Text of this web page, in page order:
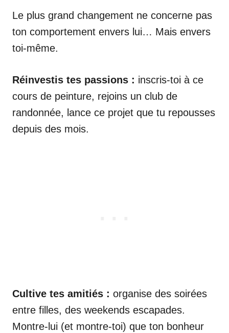
Le plus grand changement ne concerne pas
ton comportement envers lui… Mais envers
toi-même.
Réinvestis tes passions : inscris-toi à ce
cours de peinture, rejoins un club de
randonnée, lance ce projet que tu repousses
depuis des mois.
Cultive tes amitiés : organise des soirées
entre filles, des weekends escapades.
Montre-lui (et montre-toi) que ton bonheur